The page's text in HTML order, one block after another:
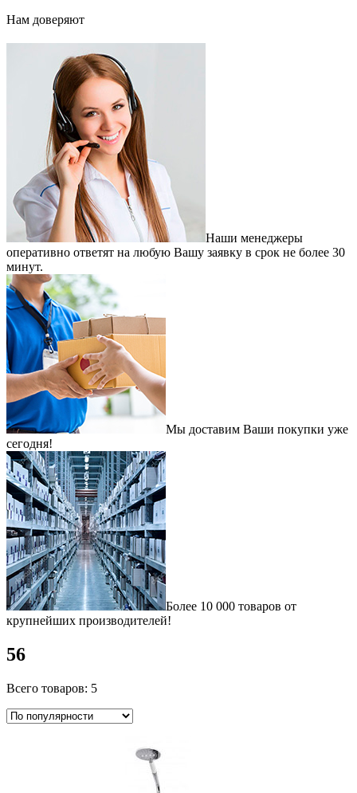
Нам доверяют
Наши менеджеры
оперативно ответят на любую Вашу заявку в срок не более 30
минут.
Мы доставим Ваши покупки уже
сегодня!
Более 10 000 товаров от
крупнейших производителей!
56
Всего товаров: 5